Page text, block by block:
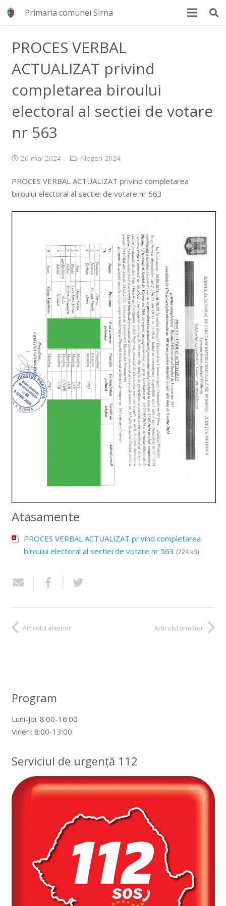
Primaria comunei Sirna
PROCES VERBAL
ACTUALIZAT privind
completarea biroului
electoral al sectiei de votare
nr 563
26 mai 2024 Alegeri 2024
PROCES VERBAL ACTUALIZAT privind completarea
biroului electoral al sectiei de votare nr 563
Atasamente
PROCES VERBAL ACTUALIZAT privind completarea
biroului electoral al sectiei de votare nr 563 (724 kB)
Articolul anterior Articolul următor
Program
Luni-Joi: 8:00-16:00
Vineri: 8:00-13:00
Serviciul de urgență 112